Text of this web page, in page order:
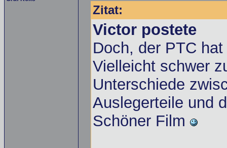
Zitat:
Victor postete
Doch, der PTC
Vielleicht schwer
Unterschiede
Auslegerteile und
Schöner Film